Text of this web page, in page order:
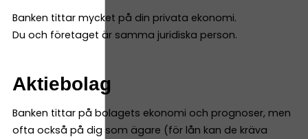
Banken tittar mycket på din privata ekonomi.
Du och företaget är samma juridiska person.
Aktiebolag
Banken tittar på bolagets ekonomi och prognoser, men
ofta också på dig som ägare (för lån kan de kräva